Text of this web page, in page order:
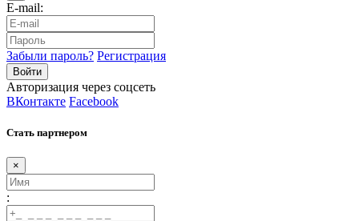
E-mail:
Забыли пароль? Регистрация
Авторизация через соцсеть
ВКонтакте Facebook
Стать партнером
×
: